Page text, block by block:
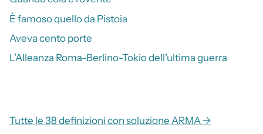
È famoso quello da Pistoia
Aveva cento porte
L’Alleanza Roma-Berlino-Tokio dell’ultima guerra
Tutte le 38 definizioni con soluzione ARMA →